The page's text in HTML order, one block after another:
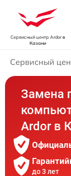
Сервисный центр Ardorв
Казани
Сервисный
Замена
Ardor в
до 3 лет